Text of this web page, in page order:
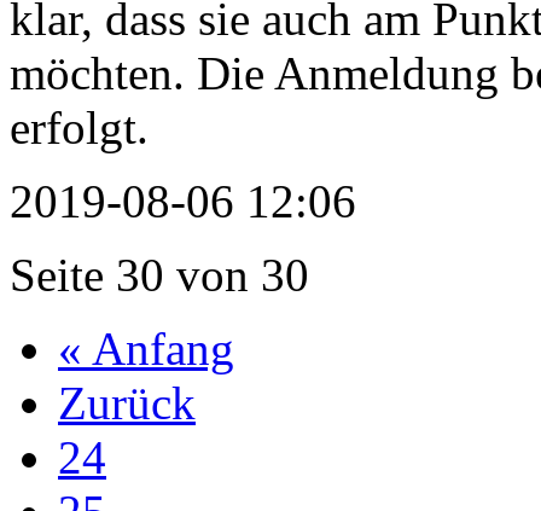
klar, dass sie auch am
möchten. Die Anmeldung
erfolgt.
2019-08-06 12:06
Seite 30 von 30
« Anfang
Zurück
24